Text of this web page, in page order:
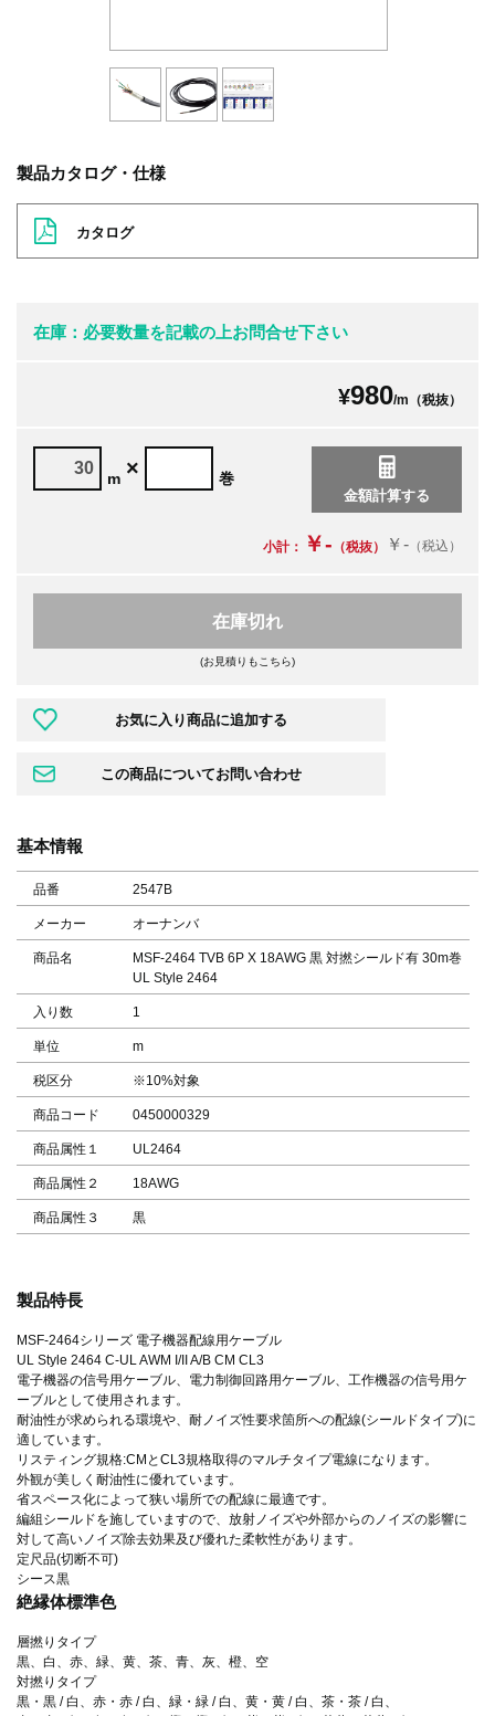
製品カタログ・仕様
カタログ
在庫：必要数量を記載の上お問合せ下さい
¥980/m（税抜）
m × 巻
小計： ￥- （税抜） ￥- （税込）
在庫切れ
(お見積りもこちら)
基本情報
品番 2547B
メーカー オーナンバ
商品名
MSF-2464 TVB 6P X 18AWG 黒 対撚シールド有 30m巻
UL Style 2464
入り数 1
単位 m
税区分 ※10%対象
商品コード 0450000329
商品属性１ UL2464
商品属性２ 18AWG
商品属性３ 黒
製品特長
MSF-2464シリーズ 電子機器配線用ケーブル
UL Style 2464 C-UL AWM I/II A/B CM CL3
電子機器の信号用ケーブル、電力制御回路用ケーブル、工作機器の信号用ケ
ーブルとして使用されます。
耐油性が求められる環境や、耐ノイズ性要求箇所への配線(シールドタイプ)に
適しています。
リスティング規格:CMとCL3規格取得のマルチタイプ電線になります。
外観が美しく耐油性に優れています。
省スペース化によって狭い場所での配線に最適です。
編組シールドを施していますので、放射ノイズや外部からのノイズの影響に
対して高いノイズ除去効果及び優れた柔軟性があります。
定尺品(切断不可)
シース黒
絶縁体標準色
層撚りタイプ
黒、白、赤、緑、黄、茶、青、灰、橙、空
対撚りタイプ
黒・黒 / 白、赤・赤 / 白、緑・緑 / 白、黄・黄 / 白、茶・茶 / 白、